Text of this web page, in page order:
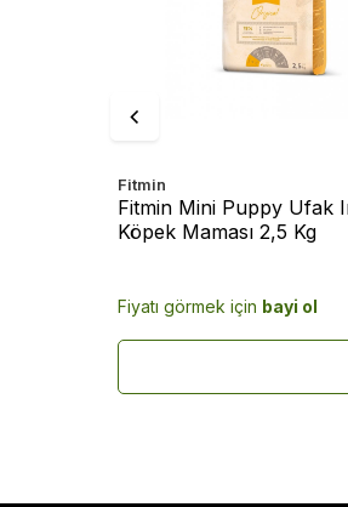
Fitmin
Fitmin Mini Puppy Ufak
Köpek Maması 2,5 Kg
Fiyatı görmek için bayi ol